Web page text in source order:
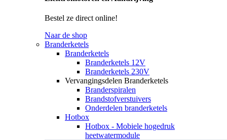
Bestel ze direct online!
Naar de shop
Branderketels
Branderketels
Branderketels 12V
Branderketels 230V
Vervangingsdelen Branderketels
Branderspiralen
Brandstofverstuivers
Onderdelen branderketels
Hotbox
Hotbox - Mobiele hogedruk
heetwatermodule